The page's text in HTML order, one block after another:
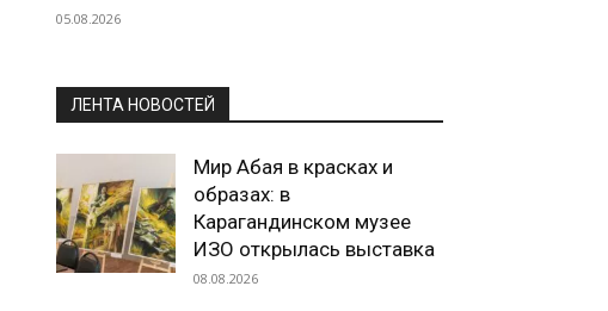
05.08.2026
ЛЕНТА НОВОСТЕЙ
Мир Абая в красках и
образах: в
Карагандинском музее
ИЗО открылась выставка
08.08.2026